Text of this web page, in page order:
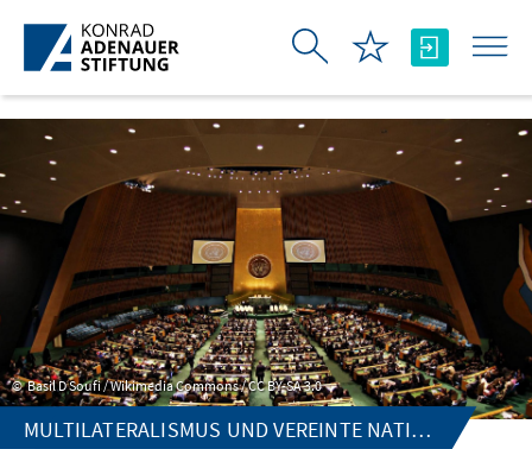
Skip to Main Content
Basil D Soufi / Wikimedia Commons / CC BY-SA 3.0
MULTILATERALISMUS UND VEREINTE NATIONEN